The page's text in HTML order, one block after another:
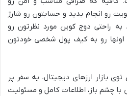
رو انجام بدید و حسابتون رو شارژ
راحتی دوج کوین مورد نظرتون رو
اونها رو به کیف پول شخصی خودتون
بازار ارزهای دیجیتال، یه سفر پر
چشم باز، اطلاعات کامل و مسئولیت